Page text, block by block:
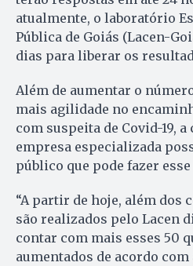
atualmente, o laboratório
Pública de Goiás (Lacen-
dias para liberar os
Além de aumentar o
mais agilidade no
com suspeita de Covid-19,
empresa especializada
público que pode fazer esse
“A partir de hoje, além dos
são realizados pelo Lacen
contar com mais esses 50
aumentados de acordo com